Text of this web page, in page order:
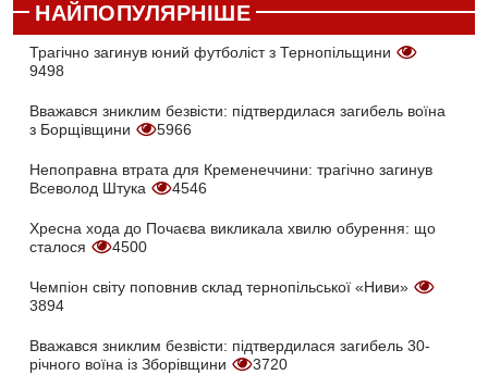
НАЙПОПУЛЯРНІШЕ
Трагічно загинув юний футболіст з Тернопільщини
9498
Вважався зниклим безвісти: підтвердилася загибель воїна
з Борщівщини
5966
Непоправна втрата для Кременеччини: трагічно загинув
Всеволод Штука
4546
Хресна хода до Почаєва викликала хвилю обурення: що
сталося
4500
Чемпіон світу поповнив склад тернопільської «Ниви»
3894
Вважався зниклим безвісти: підтвердилася загибель 30-
річного воїна із Зборівщини
3720